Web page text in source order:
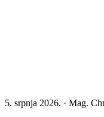
5. srpnja 2026. · Mag.